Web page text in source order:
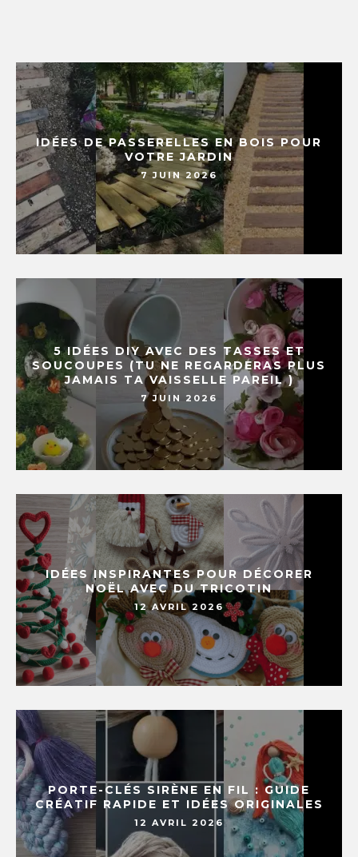
IDÉES DE PASSERELLES EN BOIS POUR
VOTRE JARDIN
7 JUIN 2026
5 IDÉES DIY AVEC DES TASSES ET
SOUCOUPES (TU NE REGARDERAS PLUS
JAMAIS TA VAISSELLE PAREIL )
7 JUIN 2026
IDÉES INSPIRANTES POUR DÉCORER
NOËL AVEC DU TRICOTIN
12 AVRIL 2026
PORTE-CLÉS SIRÈNE EN FIL : GUIDE
CRÉATIF RAPIDE ET IDÉES ORIGINALES
12 AVRIL 2026